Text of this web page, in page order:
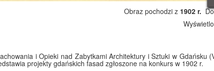
Obraz pochodzi z 1902 r.
i Opieki nad Zabytkami Architektury i Sztuki w Gdańsku
projekty gdańskich fasad zgłoszone na konkurs w 1902 r.